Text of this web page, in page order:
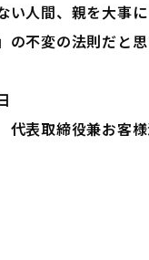
い人間、親を大事
不変の法則だと思
代表取締役兼お客